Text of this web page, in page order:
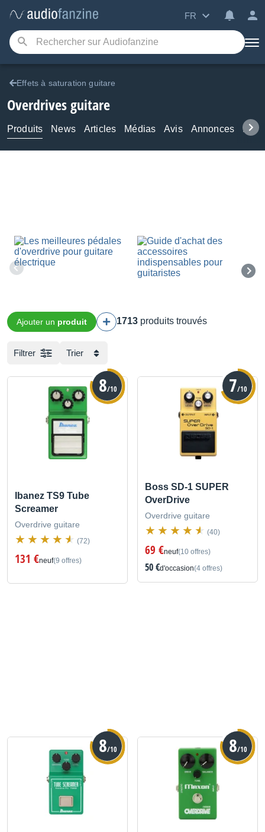
FR
Effets à saturation guitare
Overdrives guitare
Produits News Articles Médias Avis Annonces
Ajouter un produit 1713 produits trouvés
Filtrer Trier
8/10
Ibanez TS9 Tube
Screamer
Overdrive guitare
(72)
131 €neuf(9 offres)
7/10
Boss SD-1 SUPER
OverDrive
Overdrive guitare
(40)
69 €neuf(10 offres)
50 €d'occasion(4 offres)
8/10 8/10